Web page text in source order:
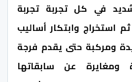
في كل تجربة تجربة
استخراج وابتكار أساليب
ومركبة حتى يقدم فرجة
ومغايرة عن سابقاتها